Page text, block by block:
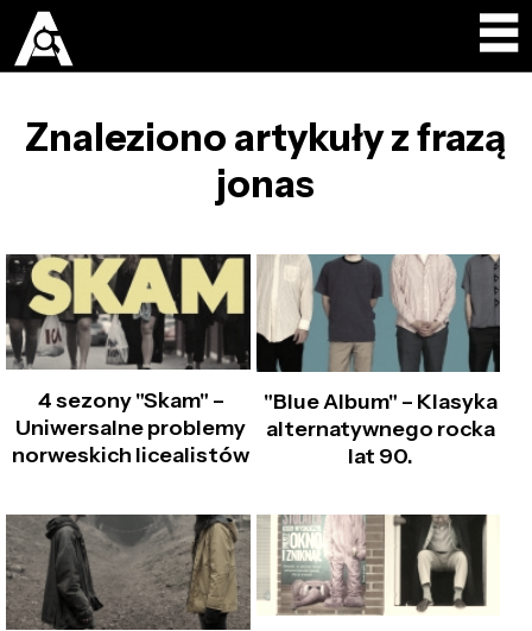
Znaleziono artykuły z frazą
jonas
4 sezony "Skam" –
Uniwersalne problemy
norweskich licealistów
"Blue Album" – Klasyka
alternatywnego rocka
lat 90.